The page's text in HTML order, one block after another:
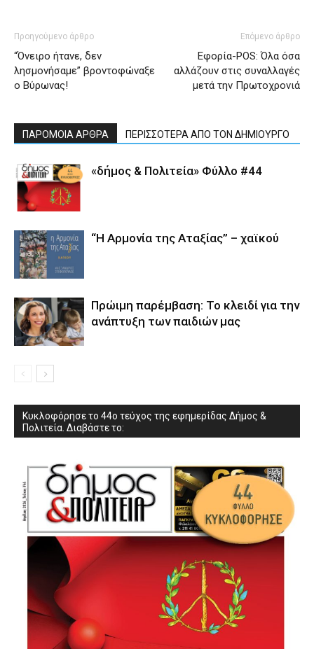
Προηγούμενο άρθρο
“Όνειρο ήτανε, δεν
λησμονήσαμε” βροντοφώναξε
ο Βύρωνας!
Επόμενο άρθρο
Eφορία-POS: Όλα όσα
αλλάζουν στις συναλλαγές
μετά την Πρωτοχρονιά
ΠΑΡΟΜΟΙΑ ΑΡΘΡΑ ΠΕΡΙΣΣΟΤΕΡΑ ΑΠΟ ΤΟΝ ΔΗΜΙΟΥΡΓΟ
«δήμος & Πολιτεία» Φύλλο #44
“Η Αρμονία της Αταξίας” – χαϊκού
Πρώιμη παρέμβαση: Το κλειδί για την
ανάπτυξη των παιδιών µας
Κυκλοφόρησε το 44ο τεύχος της εφημερίδας Δήμος &
Πολιτεία. Διαβάστε το: